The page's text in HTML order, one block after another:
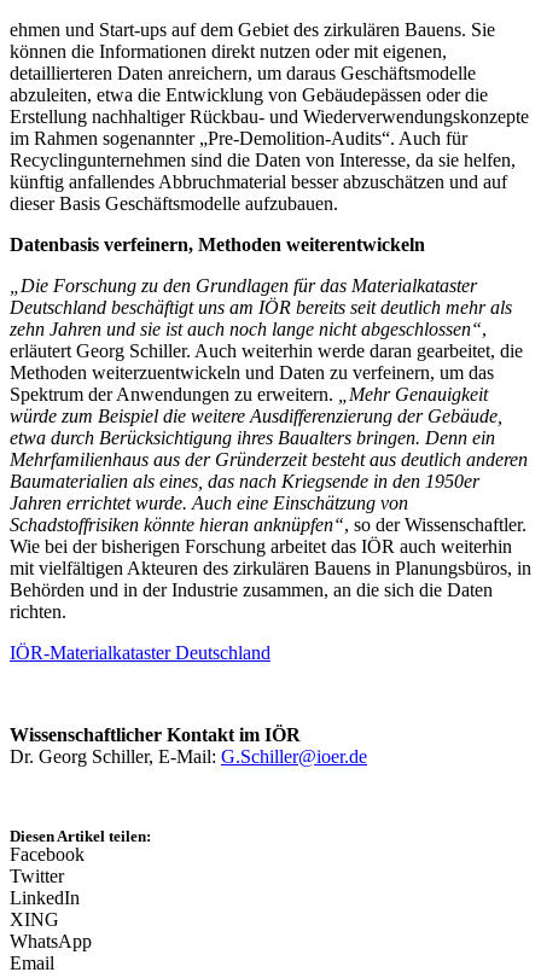
ehmen und Start-ups auf dem Gebiet des zirkulären Bauens. Sie
können die Informationen direkt nutzen oder mit eigenen,
detaillierteren Daten anreichern, um daraus Geschäftsmodelle
abzuleiten, etwa die Entwicklung von Gebäudepässen oder die
Erstellung nachhaltiger Rückbau- und Wiederverwendungskonzepte
im Rahmen sogenannter „Pre-Demolition-Audits“. Auch für
Recyclingunternehmen sind die Daten von Interesse, da sie helfen,
künftig anfallendes Abbruchmaterial besser abzuschätzen und auf
dieser Basis Geschäftsmodelle aufzubauen.
Datenbasis verfeinern, Methoden weiterentwickeln
„Die Forschung zu den Grundlagen für das Materialkataster
Deutschland beschäftigt uns am IÖR bereits seit deutlich mehr als
zehn Jahren und sie ist auch noch lange nicht abgeschlossen“,
erläutert Georg Schiller. Auch weiterhin werde daran gearbeitet, die
Methoden weiterzuentwickeln und Daten zu verfeinern, um das
Spektrum der Anwendungen zu erweitern.
„Mehr Genauigkeit
würde zum Beispiel die weitere Ausdifferenzierung der Gebäude,
etwa durch Berücksichtigung ihres Baualters bringen. Denn ein
Mehrfamilienhaus aus der Gründerzeit besteht aus deutlich anderen
Baumaterialien als eines, das nach Kriegsende in den 1950er
Jahren errichtet wurde. Auch eine Einschätzung von
Schadstoffrisiken könnte hieran anknüpfen“, so der Wissenschaftler.
Wie bei der bisherigen Forschung arbeitet das IÖR auch weiterhin
mit vielfältigen Akteuren des zirkulären Bauens in Planungsbüros, in
Behörden und in der Industrie zusammen, an die sich die Daten
richten.
IÖR-Materialkataster Deutschland
Wissenschaftlicher Kontakt im IÖR
Dr. Georg Schiller, E-Mail: G.Schiller@ioer.de
Diesen Artikel teilen:
Facebook
Twitter
LinkedIn
XING
WhatsApp
Email